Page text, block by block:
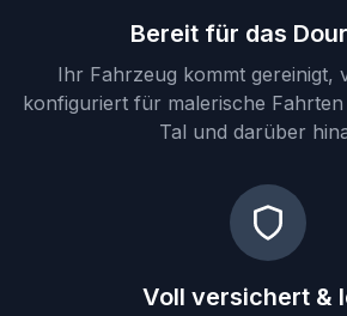
Bereit für das
Ihr Fahrzeug kommt gereinigt,
konfiguriert für malerische
Tal und darüber
Voll versichert &